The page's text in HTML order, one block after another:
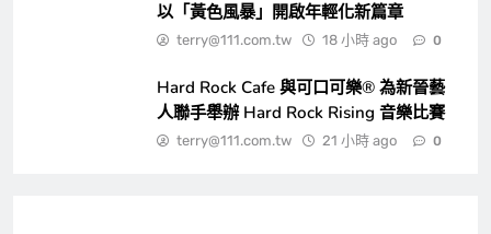
以「黃色風暴」開啟年輕化新篇章
terry@111.com.tw 18 小時 ago 0
Hard Rock Cafe 與可口可樂® 為新晉藝
人聯手舉辦 Hard Rock Rising 音樂比賽
terry@111.com.tw 21 小時 ago 0